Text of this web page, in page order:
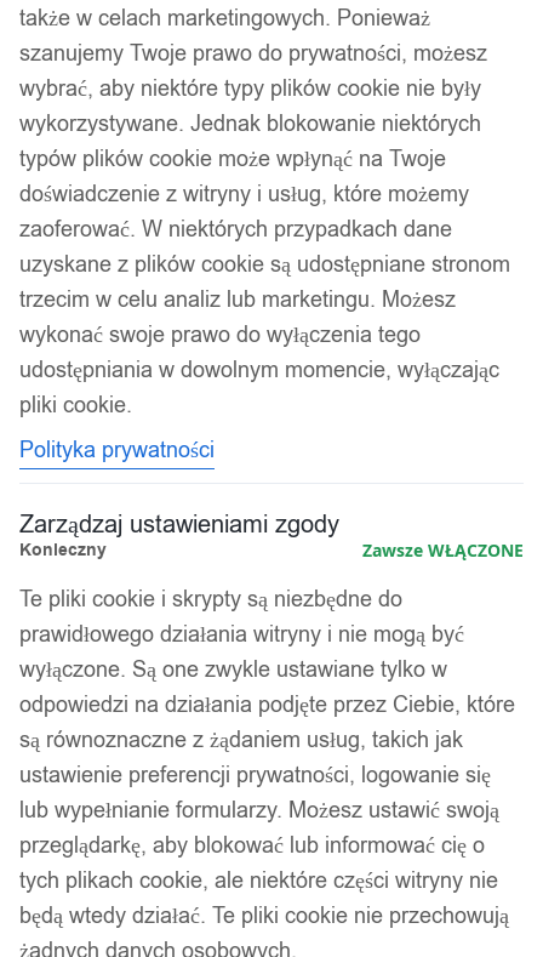
także w celach marketingowych. Ponieważ
szanujemy Twoje prawo do prywatności, możesz
wybrać, aby niektóre typy plików cookie nie były
wykorzystywane. Jednak blokowanie niektórych
typów plików cookie może wpłynąć na Twoje
doświadczenie z witryny i usług, które możemy
zaoferować. W niektórych przypadkach dane
uzyskane z plików cookie są udostępniane stronom
trzecim w celu analiz lub marketingu. Możesz
wykonać swoje prawo do wyłączenia tego
udostępniania w dowolnym momencie, wyłączając
pliki cookie.
Polityka prywatności
Zarządzaj ustawieniami zgody
Konieczny Zawsze WŁĄCZONE
Te pliki cookie i skrypty są niezbędne do
prawidłowego działania witryny i nie mogą być
wyłączone. Są one zwykle ustawiane tylko w
odpowiedzi na działania podjęte przez Ciebie, które
są równoznaczne z żądaniem usług, takich jak
ustawienie preferencji prywatności, logowanie się
lub wypełnianie formularzy. Możesz ustawić swoją
przeglądarkę, aby blokować lub informować cię o
tych plikach cookie, ale niektóre części witryny nie
będą wtedy działać. Te pliki cookie nie przechowują